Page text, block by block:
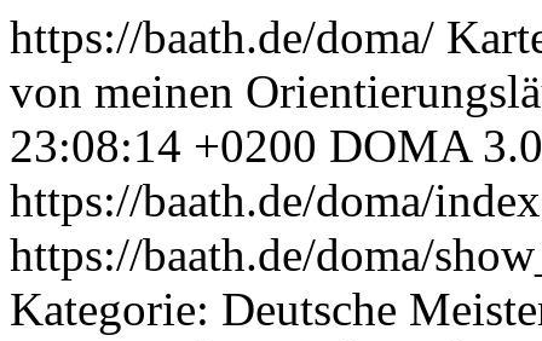
https://baath.de/doma/
von meinen
23:08:14 +0200 DOMA
https://baath.de/doma/
https://baath.de/doma/
Kategorie: Deutsche